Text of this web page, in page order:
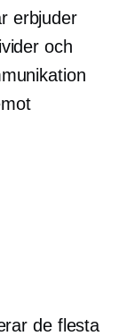
erbjuder
och
de flesta